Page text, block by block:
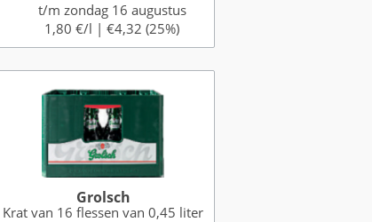
t/m zondag 16 augustus
1,80 €/l | €4,32 (25%)
Grolsch
Krat van 16 flessen van 0,45 liter